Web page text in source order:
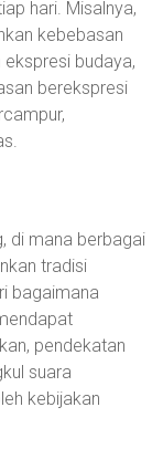
hari. Misalnya,
kebebasan
budaya,
berekspresi
di mana berbagai
tradisi
bagaimana
pendekatan
suara
kebijakan